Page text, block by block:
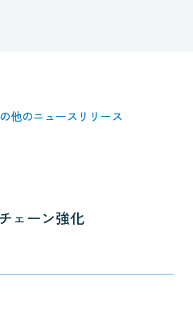
他のニュースリリース
ェーン強化